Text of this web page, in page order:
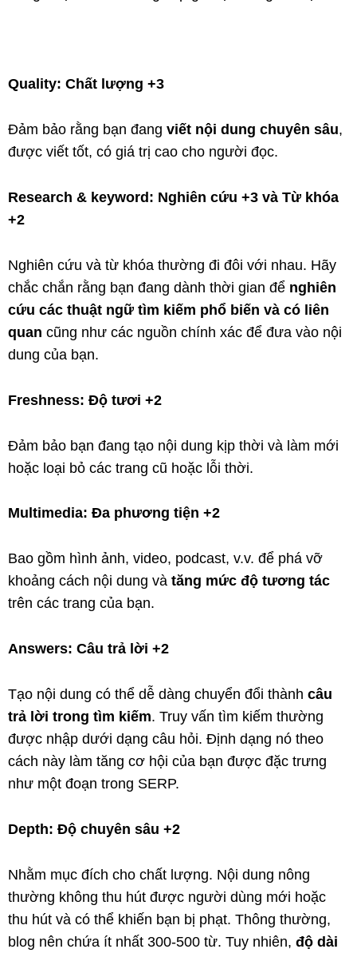
Quality: Chất lượng +3
Đảm bảo rằng bạn đang viết nội dung chuyên sâu,
được viết tốt, có giá trị cao cho người đọc.
Research & keyword: Nghiên cứu +3 và Từ khóa
+2
Nghiên cứu và từ khóa thường đi đôi với nhau. Hãy
chắc chắn rằng bạn đang dành thời gian để nghiên
cứu các thuật ngữ tìm kiếm phổ biến và có liên
quan cũng như các nguồn chính xác để đưa vào nội
dung của bạn.
Freshness: Độ tươi +2
Đảm bảo bạn đang tạo nội dung kịp thời và làm mới
hoặc loại bỏ các trang cũ hoặc lỗi thời.
Multimedia: Đa phương tiện +2
Bao gồm hình ảnh, video, podcast, v.v. để phá vỡ
khoảng cách nội dung và tăng mức độ tương tác
trên các trang của bạn.
Answers: Câu trả lời +2
Tạo nội dung có thể dễ dàng chuyển đổi thành câu
trả lời trong tìm kiếm. Truy vấn tìm kiếm thường
được nhập dưới dạng câu hỏi. Định dạng nó theo
cách này làm tăng cơ hội của bạn được đặc trưng
như một đoạn trong SERP.
Depth: Độ chuyên sâu +2
Nhằm mục đích cho chất lượng. Nội dung nông
thường không thu hút được người dùng mới hoặc
thu hút và có thể khiến bạn bị phạt. Thông thường,
blog nên chứa ít nhất 300-500 từ. Tuy nhiên, độ dài